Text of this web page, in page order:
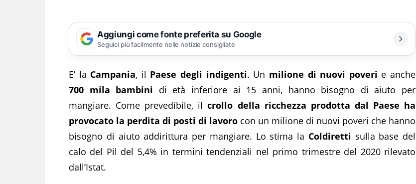
Aggiungi come fonte preferita su Google
Seguici più facilmente nelle notizie consigliate
E’ la Campania, il Paese degli indigenti. Un milione di nuovi poveri e anche
700 mila bambini di età inferiore ai 15 anni, hanno bisogno di aiuto per
mangiare. Come prevedibile, ilcrollo della ricchezza prodotta dal Paese ha
provocato la perdita di posti di lavoro con un milione di nuovi poveri che hanno
bisogno di aiuto addirittura per mangiare. Lo stima la Coldiretti sulla base del
calo del Pil del 5,4% in termini tendenziali nel primo trimestre del 2020 rilevato
dall’Istat.